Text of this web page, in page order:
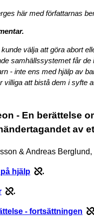
här med författarnas
välja att göra abort
samhällssystemet får de
- inte ens med hjälp av
villiga att bistå dem i syfte
- En berättelse
av
& Andreas Berglund,
hjälp .
.
- fortsättningen